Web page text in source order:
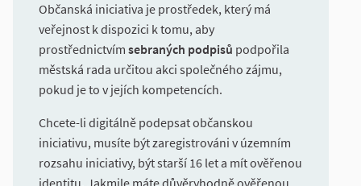
Občanská iniciativa je prostředek, který má
veřejnost k dispozici k tomu, aby
prostřednictvím sebraných podpisů podpořila
městská rada určitou akci společného zájmu,
pokud je to v jejích kompetencích.
Chcete-li digitálně podepsat občanskou
iniciativu, musíte být zaregistrováni v územním
rozsahu iniciativy, být starší 16 let a mít ověřenou